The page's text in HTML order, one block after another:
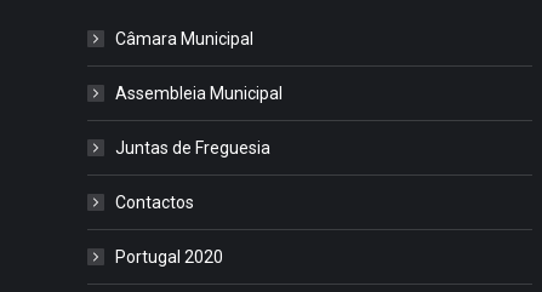
Câmara Municipal
Assembleia Municipal
Juntas de Freguesia
Contactos
Portugal 2020